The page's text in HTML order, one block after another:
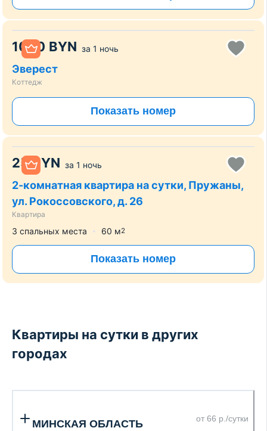
1000 BYN за 1 ночь
Эверест
Коттедж
Показать номер
25 BYN за 1 ночь
2-комнатная квартира на сутки, Пружаны,
ул. Рокоссовского, д. 26
Квартира
3 спальных места 60 м2
Показать номер
Квартиры на сутки в других
городах
МИНСКАЯ ОБЛАСТЬ от 66 р./сутки